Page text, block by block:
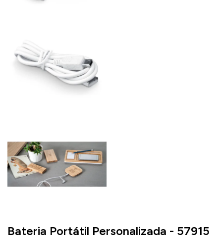
Bateria Portátil Personalizada - 57915